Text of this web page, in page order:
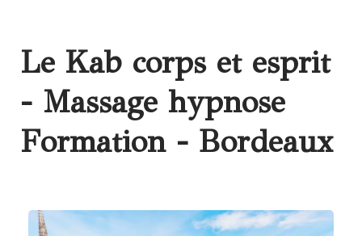
Le Kab corps et esprit
- Massage hypnose
Formation - Bordeaux